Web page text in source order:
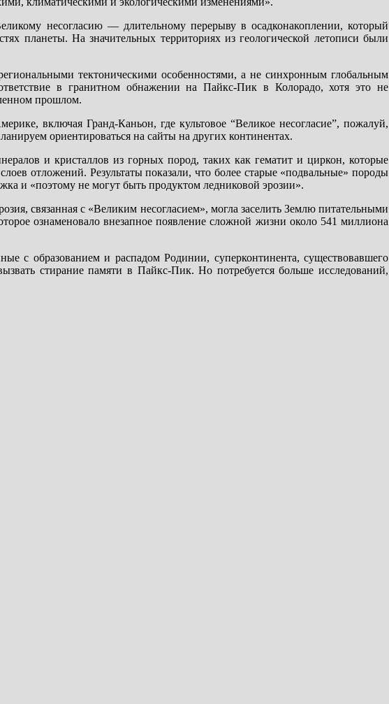
несогласию — длительному перерыву в осадконакоплении, который
планеты. На значительных территориях из геологической летописи были
тектоническими особенностями, а не синхронным глобальным
в гранитном обнажении на Пайкс-Пик в Колорадо, хотя это не
прошлом.
включая Гранд-Каньон, где культовое “Великое несогласие”, пожалуй,
ориентироваться на сайты на других континентах.
и кристаллов из горных пород, таких как гематит и циркон, которые
отложений. Результаты показали, что более старые «подвальные» породы
и «поэтому не могут быть продуктом ледниковой эрозии».
связанная с «Великим несогласием», могла заселить Землю питательными
ознаменовало внезапное появление сложной жизни около 541 миллиона
с образованием и распадом Родинии, суперконтинента, существовавшего
стирание памяти в Пайкс-Пик. Но потребуется больше исследований,